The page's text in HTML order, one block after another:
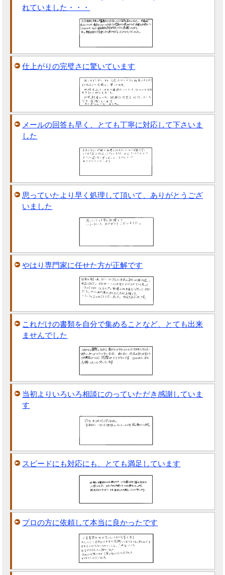
れていました・・・
仕上がりの完璧さに驚いています
メールの回答も早く、とても丁寧に対応して下さいま
した
思っていたより早く処理して頂いて、ありがとうござ
いました
やはり専門家に任せた方が正解です
これだけの書類を自分で集めることなど、とても出来
ませんでした
当初よりいろいろ相談にのっていただき感謝していま
す
スピードにも対応にも、とても満足しています
プロの方に依頼して本当に良かったです